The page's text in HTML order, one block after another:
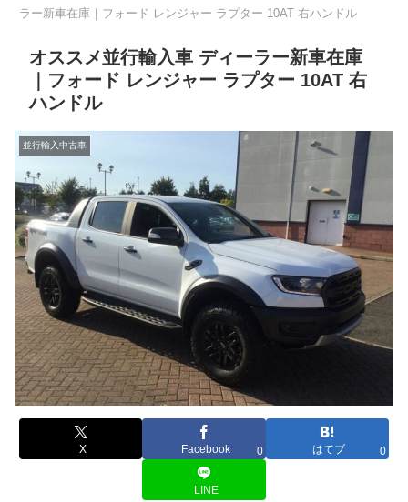
ラー新車在庫｜フォード レンジャー ラプター 10AT 右ハンドル
オススメ並行輸入車 ディーラー新車在庫
｜フォード レンジャー ラプター 10AT 右
ハンドル
並行輸入中古車
X Facebook 0 はてブ 0
LINE